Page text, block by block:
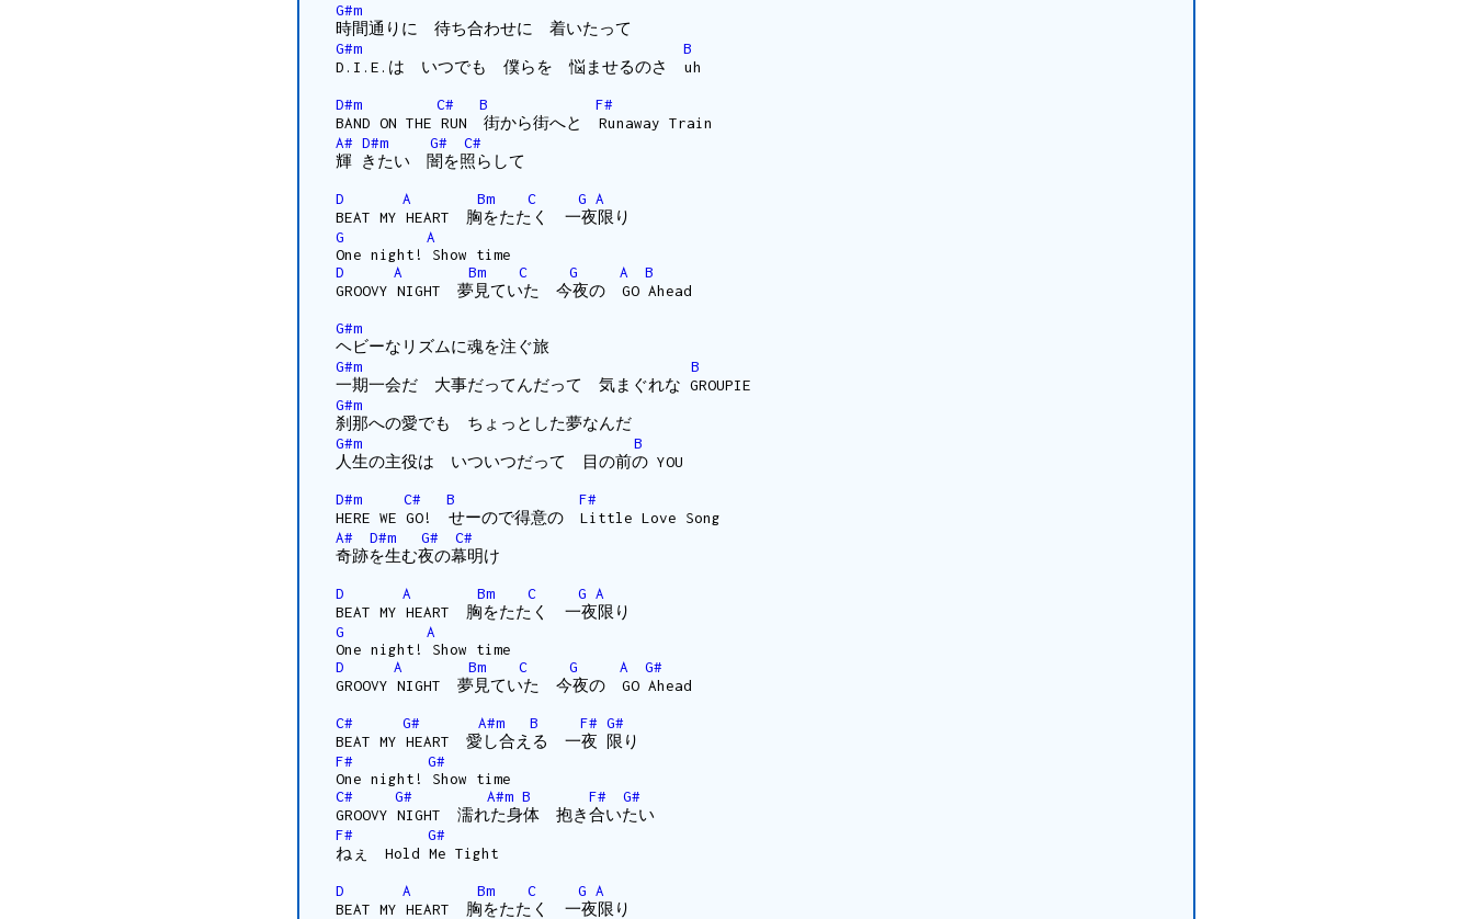
G#m
時間通りに 待ち合わせに 着いたって
G#m
B
D.I.E.は いつでも 僕らを 悩ませるのさ uh
D#m C# B
F#
BAND ON THE RUN 街から街へと Runaway Train
A# D#m G#
C#
輝 きたい 闇を照らして
D A Bm C G A
BEAT MY HEART 胸をたたく 一夜限り
G
A
One night! Show time
D
A Bm C G A
B
GROOVY NIGHT 夢見ていた 今夜の GO Ahead
G#m
ヘビーなリズムに魂を注ぐ旅
G#m
B
一期一会だ 大事だってんだって 気まぐれな GROUPIE
G#m
刹那への愛でも ちょっとした夢なんだ
G#m
B
人生の主役は いついつだって 目の前の YOU
D#m C# B
F#
HERE WE GO! せーので得意の Little Love Song
A#
D#m G#
C#
奇跡を生む夜の幕明け
D A Bm C G A
BEAT MY HEART 胸をたたく 一夜限り
G
A
One night! Show time
D
A Bm C G A
G#
GROOVY NIGHT 夢見ていた 今夜の GO Ahead
C# G# A#m B F# G#
BEAT MY HEART 愛し合える 一夜 限り
F#
G#
One night! Show time
C#
G# A#m B F#
G#
GROOVY NIGHT 濡れた身体 抱き合いたい
F#
G#
ねぇ Hold Me Tight
D A Bm C G A
BEAT MY HEART 胸をたたく 一夜限り